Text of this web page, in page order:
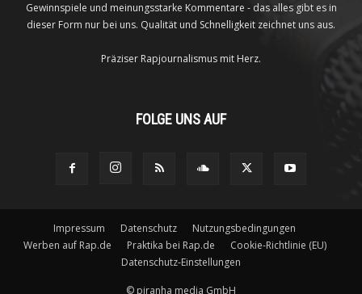
Gewinnspiele und meinungsstarke Kommentare - das alles gibt es in
dieser Form nur bei uns. Qualität und Schnelligkeit zeichnet uns aus.
Präziser Rapjournalismus mit Herz.
FOLGE UNS AUF
Impressum Datenschutz
Nutzungsbedingungen
Werben auf Rap.de
Praktika bei Rap.de
Cookie-Richtlinie (EU)
Datenschutz-Einstellungen
© piranha media GmbH